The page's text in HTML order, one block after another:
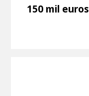
150 mil